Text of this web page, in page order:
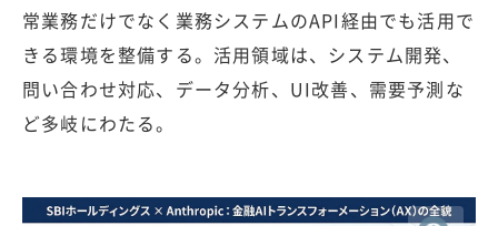
常業務だけでなく業務システムのAPI経由でも活用で
きる環境を整備する。活用領域は、システム開発、
問い合わせ対応、データ分析、UI改善、需要予測な
ど多岐にわたる。